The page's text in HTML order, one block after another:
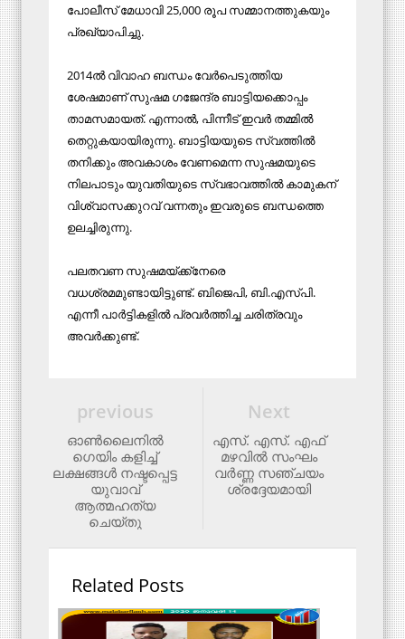
പോലീസ് മേധാവി 25,000 രൂപ സമ്മാനത്തുകയും
പ്രഖ്യാപിച്ചു.
2014ൽ വിവാഹ ബന്ധം വേർപെടുത്തിയ
ശേഷമാണ് സുഷമ ഗജേന്ദ്ര ബാട്ടിയക്കൊപ്പം
താമസമായത്. എന്നാൽ, പിന്നീട് ഇവർ തമ്മിൽ
തെറ്റുകയായിരുന്നു. ബാട്ടിയയുടെ സ്വത്തിൽ
തനിക്കും അവകാശം വേണമെന്ന സുഷമയുടെ
നിലപാടും യുവതിയുടെ സ്വഭാവത്തിൽ കാമുകന്
വിശ്വാസക്കുറവ് വന്നതും ഇവരുടെ ബന്ധത്തെ
ഉലച്ചിരുന്നു.
പലതവണ സുഷമയ്ക്ക്‌നേരെ
വധശ്രമമുണ്ടായിട്ടുണ്ട്. ബിജെപി, ബി.എസ്‌പി.
എന്നീ പാർട്ടികളിൽ പ്രവർത്തിച്ച ചരിത്രവും
അവർക്കുണ്ട്.
Next
എസ്. എസ്. എഫ്
മഴവിൽ സംഘം
വർണ്ണ സഞ്ചയം
ശ്രദ്ദേയമായി
previous
ഓണ്‍ലൈനില്‍
ഗെയിം കളിച്ച്
ലക്ഷങ്ങള്‍ നഷ്ടപ്പെട്ട
യുവാവ്
ആത്മഹത്യ
ചെയ്തു
Related Posts